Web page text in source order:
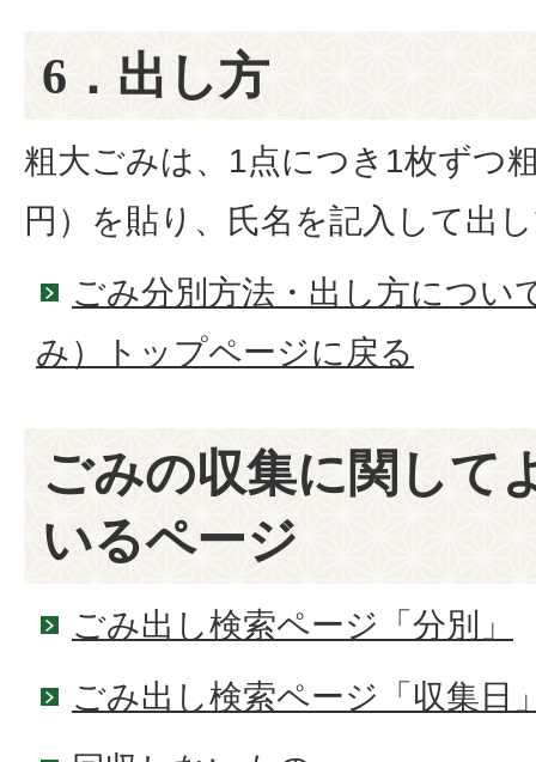
6．出し方
粗大ごみは、1点につき1枚ずつ
円）を貼り、氏名を記入して出
ごみ分別方法・出し方につい
み）トップページに戻る
ごみの収集に関して
いるページ
ごみ出し検索ページ「分別」
ごみ出し検索ページ「収集日